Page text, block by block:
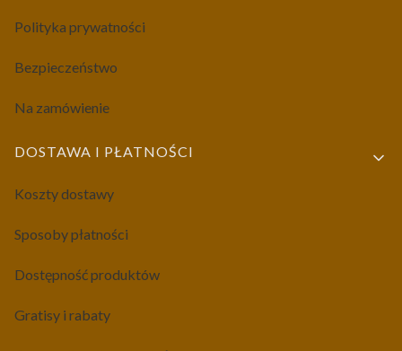
Polityka prywatności
Bezpieczeństwo
Na zamówienie
DOSTAWA I PŁATNOŚCI
Koszty dostawy
Sposoby płatności
Dostępność produktów
Gratisy i rabaty